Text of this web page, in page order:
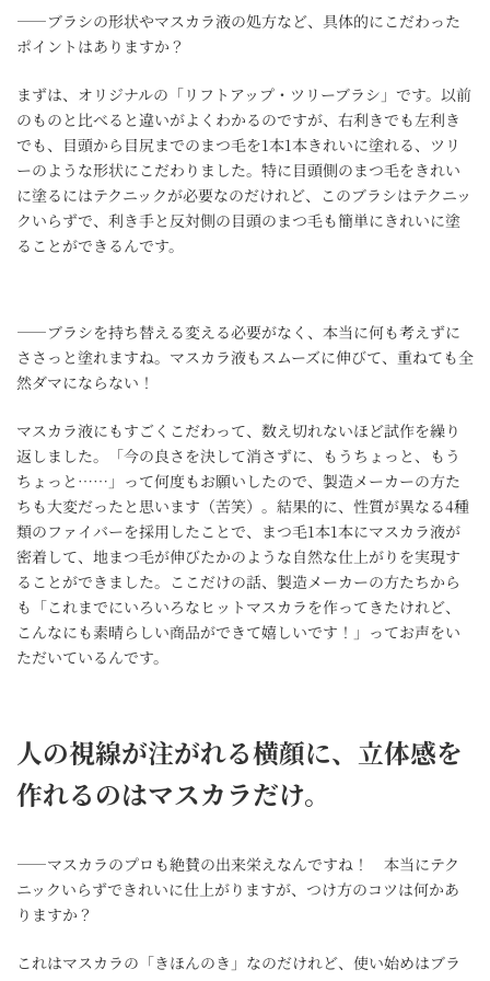
――ブラシの形状やマスカラ液の処方など、具体的にこだわった
ポイントはありますか？
まずは、オリジナルの「リフトアップ・ツリーブラシ」です。以前
のものと比べると違いがよくわかるのですが、右利きでも左利き
でも、目頭から目尻までのまつ毛を1本1本きれいに塗れる、ツリ
ーのような形状にこだわりました。特に目頭側のまつ毛をきれい
に塗るにはテクニックが必要なのだけれど、このブラシはテクニッ
クいらずで、利き手と反対側の目頭のまつ毛も簡単にきれいに塗
ることができるんです。
――ブラシを持ち替える変える必要がなく、本当に何も考えずに
ささっと塗れますね。マスカラ液もスムーズに伸びて、重ねても全
然ダマにならない！
マスカラ液にもすごくこだわって、数え切れないほど試作を繰り
返しました。「今の良さを決して消さずに、もうちょっと、もう
ちょっと……」って何度もお願いしたので、製造メーカーの方た
ちも大変だったと思います（苦笑）。結果的に、性質が異なる4種
類のファイバーを採用したことで、まつ毛1本1本にマスカラ液が
密着して、地まつ毛が伸びたかのような自然な仕上がりを実現す
ることができました。ここだけの話、製造メーカーの方たちから
も「これまでにいろいろなヒットマスカラを作ってきたけれど、
こんなにも素晴らしい商品ができて嬉しいです！」ってお声をい
ただいているんです。
人の視線が注がれる横顔に、立体感を
作れるのはマスカラだけ。
――マスカラのプロも絶賛の出来栄えなんですね！ 本当にテク
ニックいらずできれいに仕上がりますが、つけ方のコツは何かあ
りますか？
これはマスカラの「きほんのき」なのだけれど、使い始めはブラ